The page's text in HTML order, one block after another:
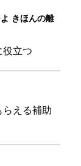
きほんの離
立つ
える補助